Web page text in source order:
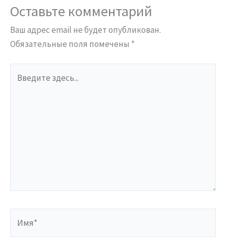
Оставьте комментарий
Ваш адрес email не будет опубликован.
Обязательные поля помечены *
здесь...